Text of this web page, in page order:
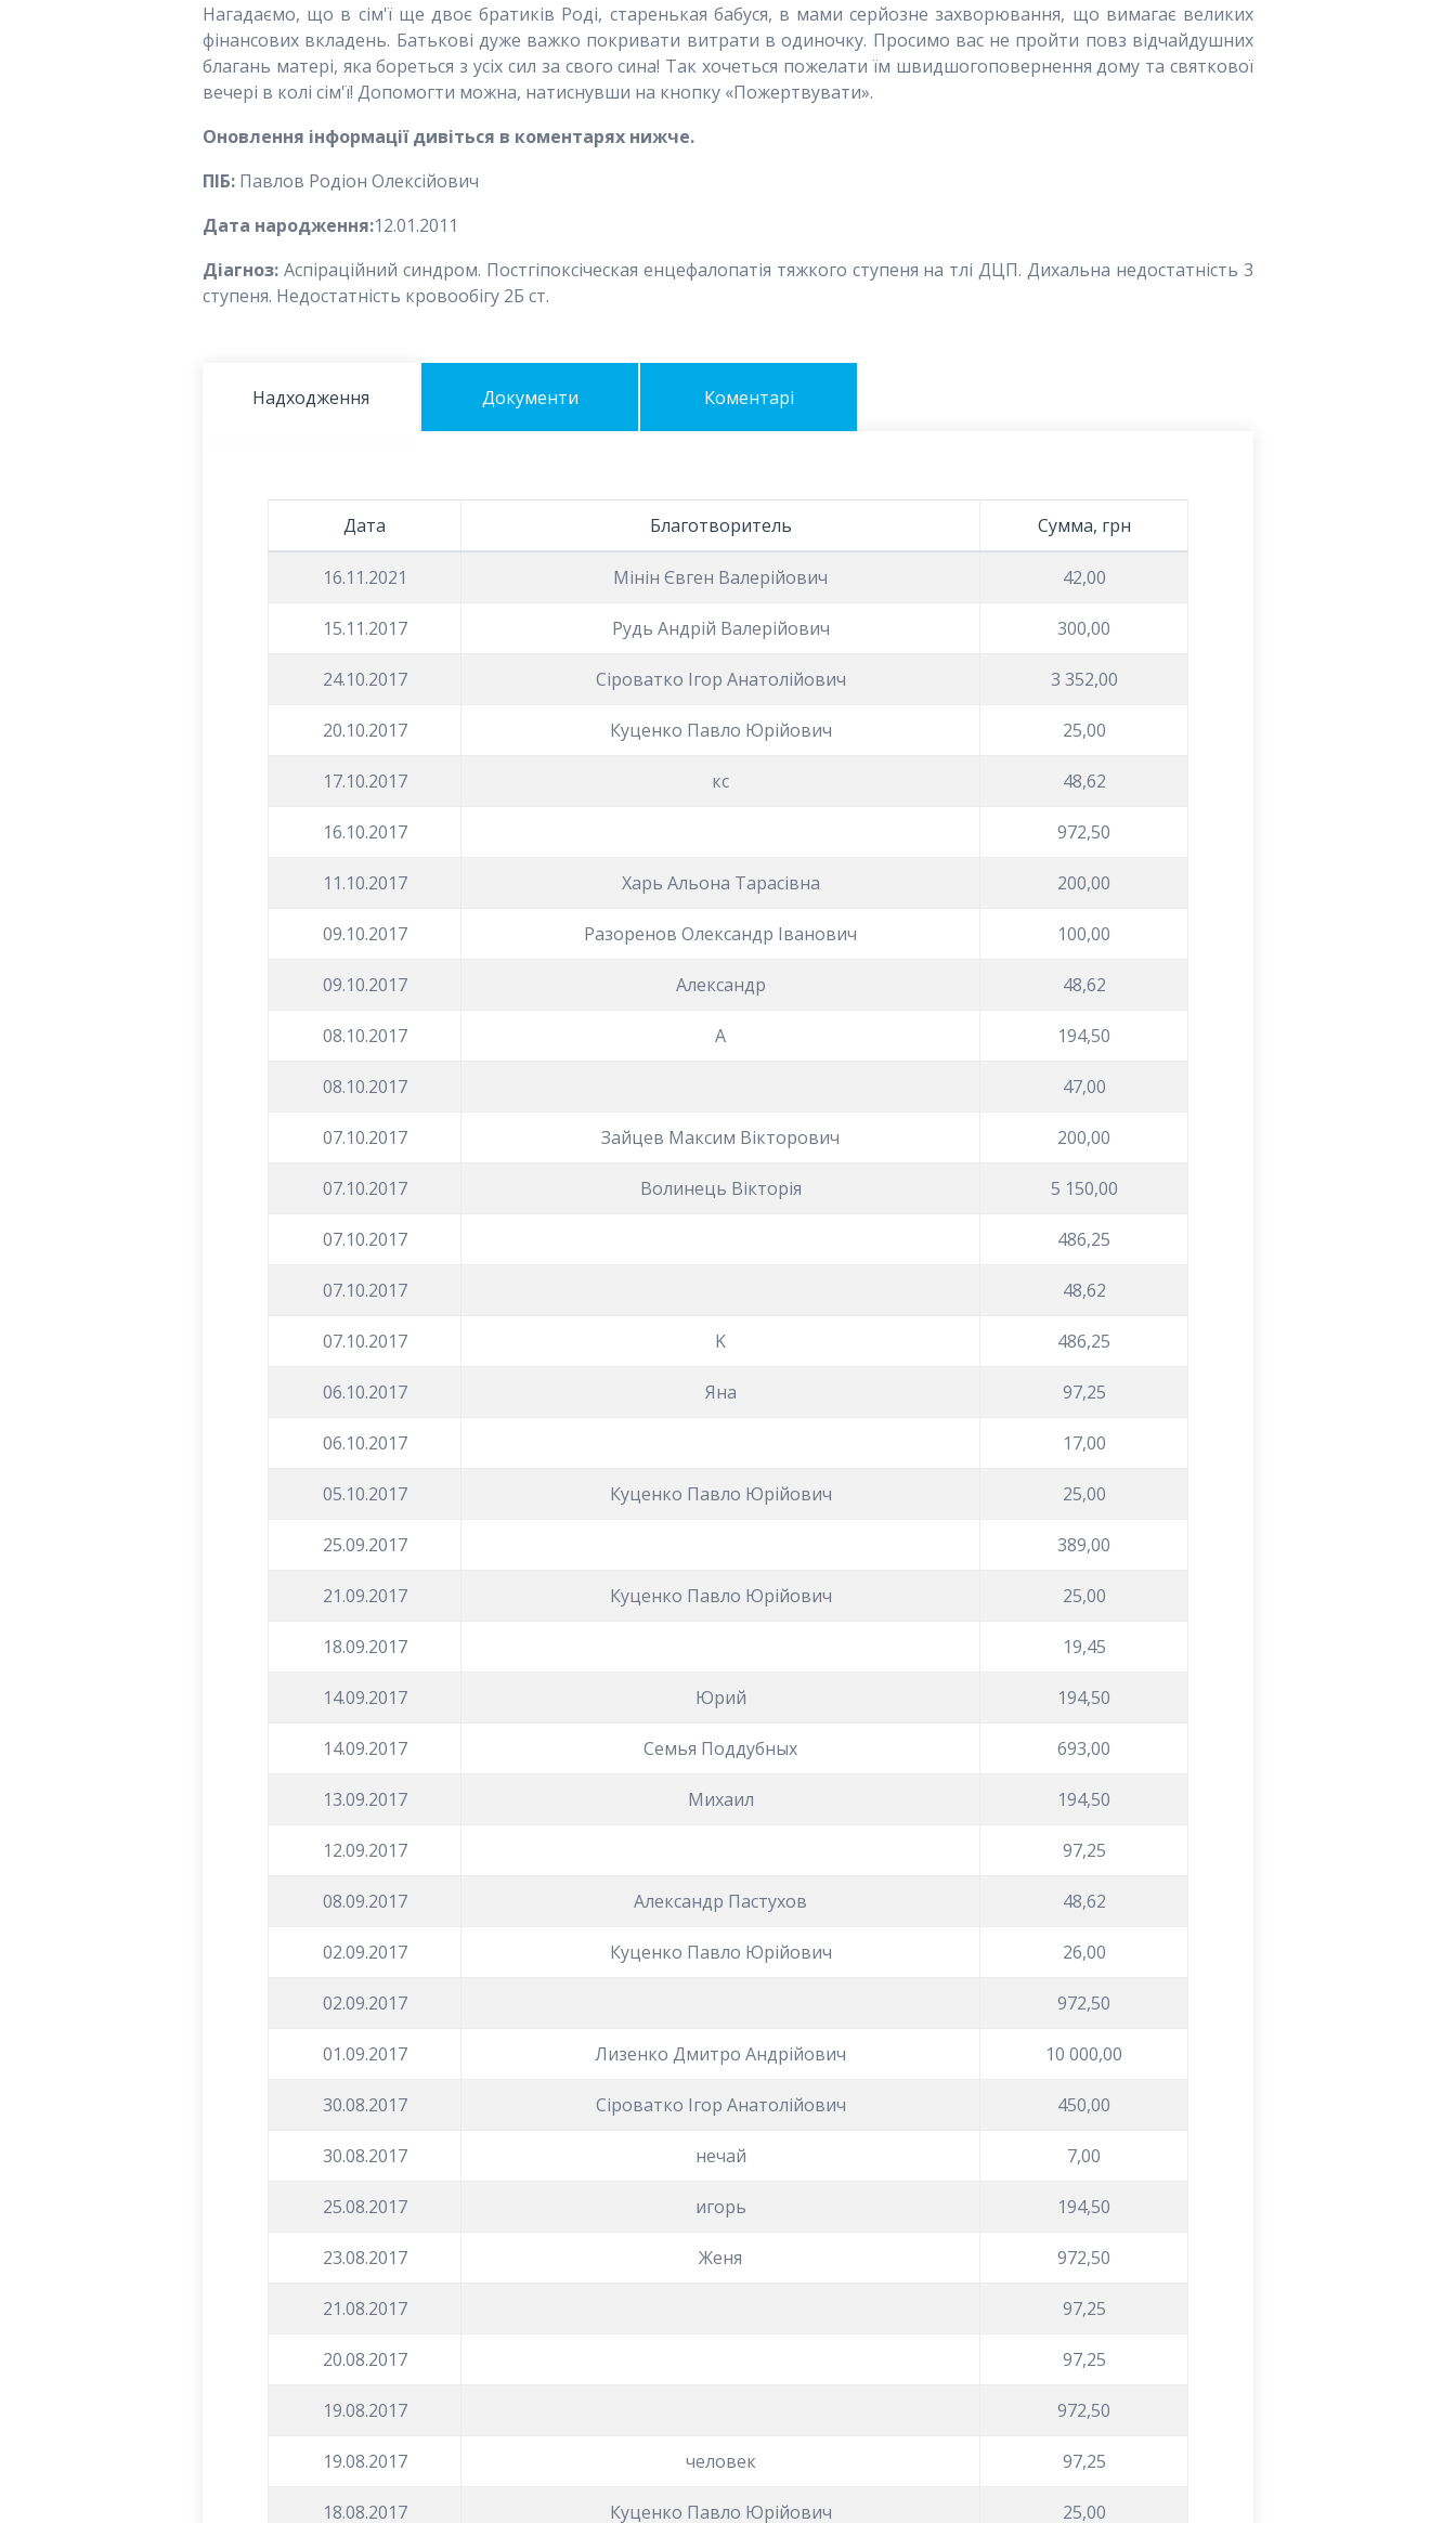
Нагадаємо, що в сім'ї ще двоє братиків Роді, старенькая бабуся, в мами серйозне захворювання, що вимагає великих
фінансових вкладень. Батькові дуже важко покривати витрати в одиночку. Просимо вас не пройти повз відчайдушних
благань матері, яка бореться з усіх сил за свого сина! Так хочеться пожелати їм швидшогоповернення дому та святкової
вечері в колі сім'ї! Допомогти можна, натиснувши на кнопку «Пожертвувати».
Оновлення інформації дивіться в коментарях нижче.
ПІБ: Павлов Родіон Олексійович
Дата народження:12.01.2011
Діагноз: Аспіраційний синдром. Постгіпоксіческая енцефалопатія тяжкого ступеня на тлі ДЦП. Дихальна недостатність 3
ступеня. Недостатність кровообігу 2Б ст.
Надходження Документи Коментарі
Дата Благотворитель Сумма, грн
16.11.2021 Мінін Євген Валерійович 42,00
15.11.2017 Рудь Андрій Валерійович 300,00
24.10.2017 Сіроватко Ігор Анатолійович 3 352,00
20.10.2017 Куценко Павло Юрійович 25,00
17.10.2017 кс 48,62
16.10.2017 972,50
11.10.2017 Харь Альона Тарасівна 200,00
09.10.2017 Разоренов Олександр Іванович 100,00
09.10.2017 Александр 48,62
08.10.2017 А 194,50
08.10.2017 47,00
07.10.2017 Зайцев Максим Вікторович 200,00
07.10.2017 Волинець Вікторія 5 150,00
07.10.2017 486,25
07.10.2017 48,62
07.10.2017 K 486,25
06.10.2017 Яна 97,25
06.10.2017 17,00
05.10.2017 Куценко Павло Юрійович 25,00
25.09.2017 389,00
21.09.2017 Куценко Павло Юрійович 25,00
18.09.2017 19,45
14.09.2017 Юрий 194,50
14.09.2017 Семья Поддубных 693,00
13.09.2017 Михаил 194,50
12.09.2017 97,25
08.09.2017 Александр Пастухов 48,62
02.09.2017 Куценко Павло Юрійович 26,00
02.09.2017 972,50
01.09.2017 Лизенко Дмитро Андрійович 10 000,00
30.08.2017 Сіроватко Ігор Анатолійович 450,00
30.08.2017 нечай 7,00
25.08.2017 игорь 194,50
23.08.2017 Женя 972,50
21.08.2017 97,25
20.08.2017 97,25
19.08.2017 972,50
19.08.2017 человек 97,25
18.08.2017 Куценко Павло Юрійович 25,00